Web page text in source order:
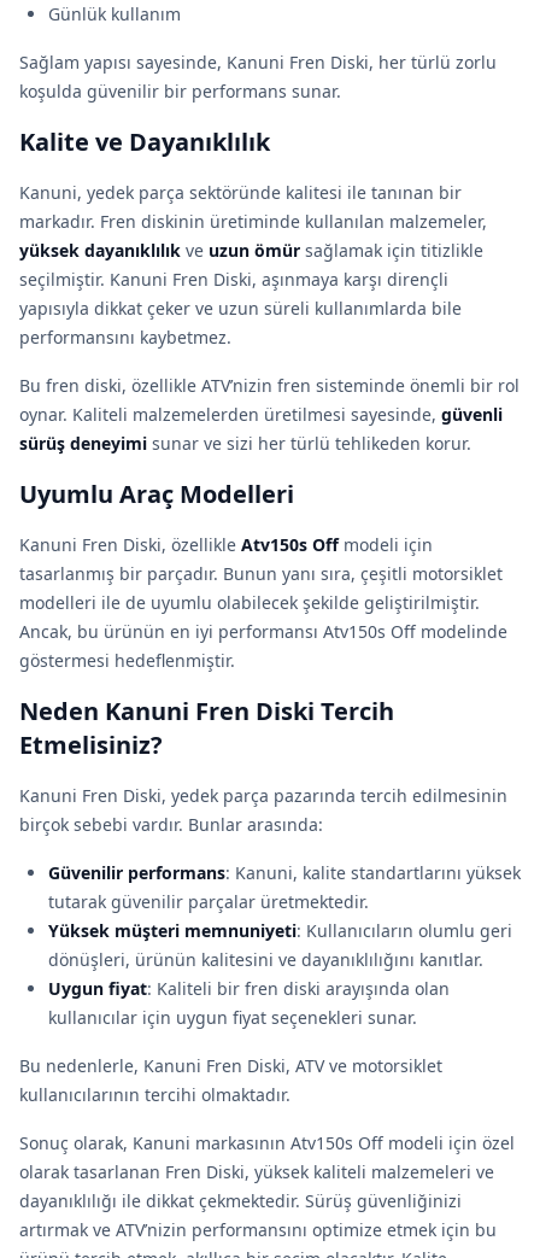
Günlük kullanım
Sağlam yapısı sayesinde, Kanuni Fren Diski, her türlü zorlu
koşulda güvenilir bir performans sunar.
Kalite ve Dayanıklılık
Kanuni, yedek parça sektöründe kalitesi ile tanınan bir
markadır. Fren diskinin üretiminde kullanılan malzemeler,
yüksek dayanıklılık ve uzun ömür sağlamak için titizlikle
seçilmiştir. Kanuni Fren Diski, aşınmaya karşı dirençli
yapısıyla dikkat çeker ve uzun süreli kullanımlarda bile
performansını kaybetmez.
Bu fren diski, özellikle ATV’nizin fren sisteminde önemli bir rol
oynar. Kaliteli malzemelerden üretilmesi sayesinde, güvenli
sürüş deneyimi sunar ve sizi her türlü tehlikeden korur.
Uyumlu Araç Modelleri
Kanuni Fren Diski, özellikle Atv150s Offmodeli için
tasarlanmış bir parçadır. Bunun yanı sıra, çeşitli motorsiklet
modelleri ile de uyumlu olabilecek şekilde geliştirilmiştir.
Ancak, bu ürünün en iyi performansı Atv150s Off modelinde
göstermesi hedeflenmiştir.
Neden Kanuni Fren Diski Tercih
Etmelisiniz?
Kanuni Fren Diski, yedek parça pazarında tercih edilmesinin
birçok sebebi vardır. Bunlar arasında:
Güvenilir performans: Kanuni, kalite standartlarını yüksek
tutarak güvenilir parçalar üretmektedir.
Yüksek müşteri memnuniyeti: Kullanıcıların olumlu geri
dönüşleri, ürünün kalitesini ve dayanıklılığını kanıtlar.
Uygun fiyat: Kaliteli bir fren diski arayışında olan
kullanıcılar için uygun fiyat seçenekleri sunar.
Bu nedenlerle, Kanuni Fren Diski, ATV ve motorsiklet
kullanıcılarının tercihi olmaktadır.
Sonuç olarak, Kanuni markasının Atv150s Off modeli için özel
olarak tasarlanan Fren Diski, yüksek kaliteli malzemeleri ve
dayanıklılığı ile dikkat çekmektedir. Sürüş güvenliğinizi
artırmak ve ATV’nizin performansını optimize etmek için bu